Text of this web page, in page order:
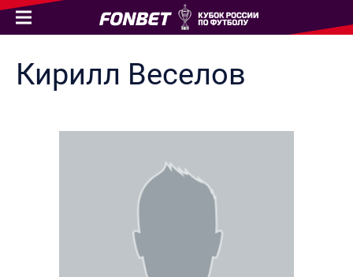
Кирилл Веселов